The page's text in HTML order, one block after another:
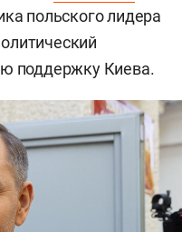
польского лидера
поддержку Киева.